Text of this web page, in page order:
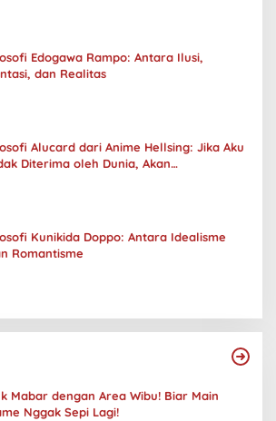
Edogawa Rampo: Antara Ilusi,
dan Realitas
Alucard dari Anime Hellsing: Jika Aku
Diterima oleh Dunia, Akan
Kunikida Doppo: Antara Idealisme
Romantisme
Mabar dengan Area Wibu! Biar Main
Nggak Sepi Lagi!